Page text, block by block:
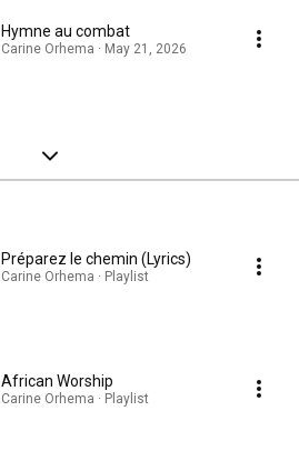
Hymne au combat
Carine Orhema · May 21, 2026
Préparez le chemin (Lyrics)
Carine Orhema · Playlist
African Worship
Carine Orhema · Playlist